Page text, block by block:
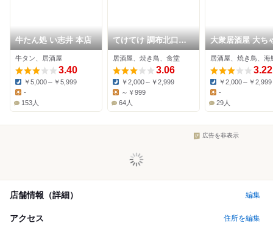
牛たん処 い志井 本店
牛タン、居酒屋
3.40
Dinner:
￥5,000～￥5,999
-
153人
てけてけ 調布北口駅
前店
居酒屋、焼き鳥、食堂
3.06
Dinner:
￥2,000～￥2,999
Lunch:
～￥999
64人
大衆居酒屋 大ち
調布店
居酒屋、焼き鳥、海
3.22
Dinner:
￥2,000～￥2,999
Lunch:
-
29人
広告を非表示
店舗情報（詳細） 編集
アクセス 住所を編集